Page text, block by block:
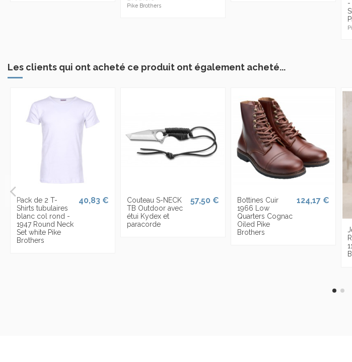
Pike Brothers
-
Les clients qui ont acheté ce produit ont également acheté...
Pack de 2 T-
Shirts tubulaires
blanc col rond -
1947 Round Neck
Set white Pike
Brothers
40,83 €
Couteau S-NECK
TB Outdoor avec
étui Kydex et
paracorde
57,50 €
Bottines Cuir
1966 Low
Quarters Cognac
Oiled Pike
Brothers
124,17 €